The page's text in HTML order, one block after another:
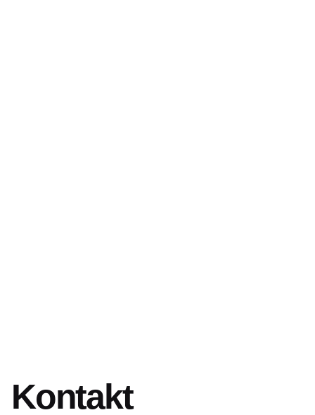
Kontakt